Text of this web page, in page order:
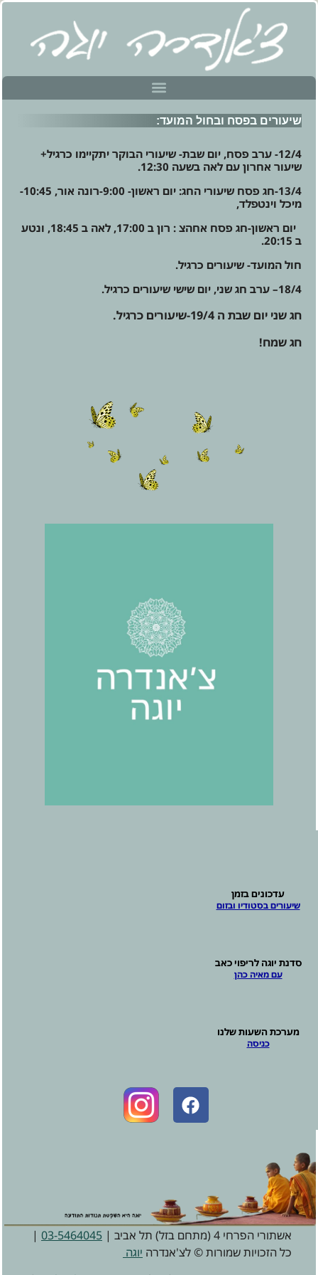
שיעורים בפסח ובחול המועד:
12/4- ערב פסח, יום שבת- שיעורי הבוקר יתקיימו כרגיל+
שיעור אחרון עם לאה בשעה 12:30.
13/4-חג פסח שיעורי החג: יום ראשון- 9:00-רונה אור, 10:45-
מיכל וינטפלד,
יום ראשון-חג פסח אחהצ : רון ב 17:00, לאה ב 18:45, ונטע
ב 20:15.
חול המועד- שיעורים כרגיל.
18/4
– ערב חג שני, יום שישי שיעורים כרגיל.
חג שני יום שבת ה 19/4-שיעורים כרגיל.
חג שמח!
עדכונים בזמן
שיעורים בסטודיו ובזום
סדנת יוגה לריפוי כאב
עם מאיה כהן
מערכת השעות שלנו
כניסה
אשתורי הפרחי 4 (מתחם בזל) תל אביב | 03-5464045
|
כל הזכויות שמורות © לצ'אנדרה יוגה